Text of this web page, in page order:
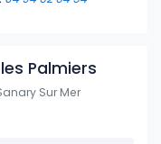
Palmiers
Sur Mer